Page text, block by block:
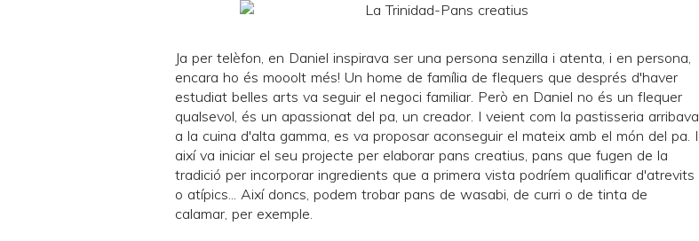
Ja per telèfon, en Daniel inspirava ser una persona senzilla i atenta, i en persona,
encara ho és mooolt més! Un home de família de flequers que després d'haver
estudiat belles arts va seguir el negoci familiar. Però en Daniel no és un flequer
qualsevol, és un apassionat del pa, un creador. I veient com la pastisseria arribava
a la cuina d'alta gamma, es va proposar aconseguir el mateix amb el món del pa. I
així va iniciar el seu projecte per elaborar pans creatius, pans que fugen de la
tradició per incorporar ingredients que a primera vista podríem qualificar d'atrevits
o atípics... Així doncs, podem trobar pans de wasabi, de curri o de tinta de
calamar, per exemple.